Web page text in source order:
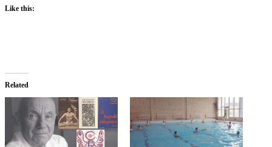
Like this:
Related